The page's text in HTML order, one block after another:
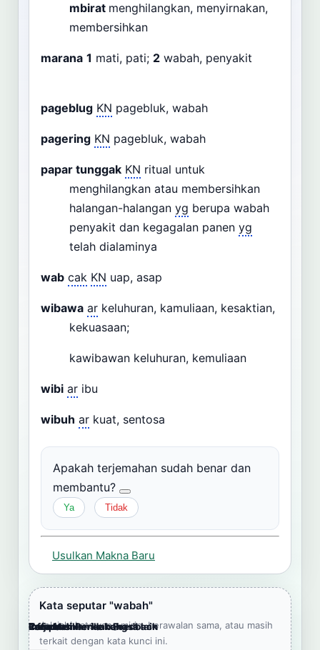
mbirat menghilangkan, menyirnakan,
membersihkan
marana 1 mati, pati; 2 wabah, penyakit
pageblug KN pagebluk, wabah
pagering KN pagebluk, wabah
papar tunggak KN ritual untuk
menghilangkan atau membersihkan
halangan-halangan yg berupa wabah
penyakit dan kegagalan panen yg
telah dialaminya
wab cak KN uap, asap
wibawa ar keluhuran, kamuliaan, kesaktian,
kekuasaan;
kawibawan keluhuran, kemuliaan
wibi ar ibu
wibuh ar kuat, sentosa
Apakah terjemahan sudah benar dan
membantu?
Ya Tidak
Usulkan Makna Baru
Cara Memberikan Feedback
Lampiran
Referensi Pendukung
Informasi
Terjemahkan ke bahasa lain
Kata seputar "wabah"
Jelajahi kata yang mirip, berawalan sama, atau masih
terkait dengan kata kunci ini.